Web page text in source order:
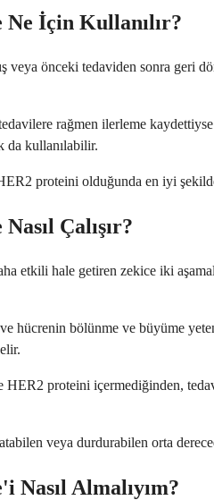
İçin Kullanılır?
veya önceki tedaviden sonra geri
rağmen ilerleme
da kullanılabilir.
proteini olduğunda en iyi
Çalışır?
etkili hale getiren zekice iki
hücrenin bölünme ve büyüme
HER2 proteini içermediğinden,
veya durdurabilen orta
Nasıl Almalıyım?